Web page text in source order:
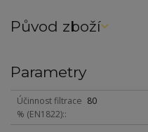
Původ zboží
Parametry
Účinnost filtrace
% (EN1822):
80